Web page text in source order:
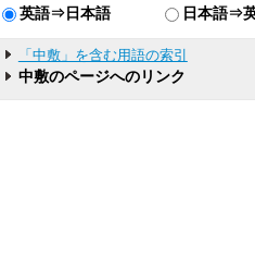
英語⇒日本語 日本語⇒
「中敷」を含む用語の索引
中敷のページへのリンク